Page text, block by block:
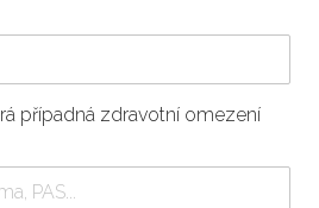
případná zdravotní omezení